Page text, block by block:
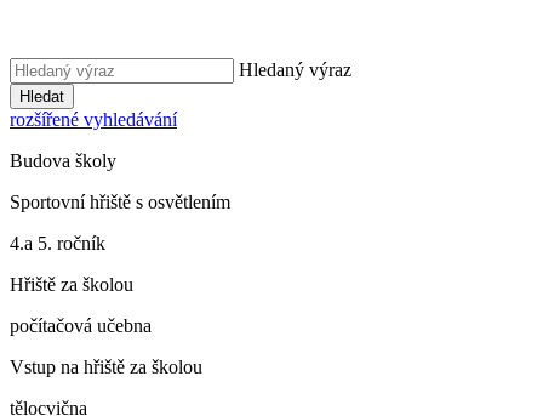
Hledaný výraz
Hledat
rozšířené vyhledávání
Budova školy
Sportovní hřiště s osvětlením
4.a 5. ročník
Hřiště za školou
počítačová učebna
Vstup na hřiště za školou
tělocvična